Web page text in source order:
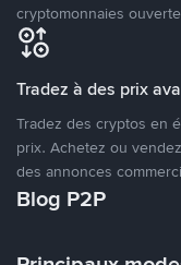
cryptomonnaies
Tradez à des prix
Tradez des cryptos en
prix. Achetez ou
des annonces
Blog P2P